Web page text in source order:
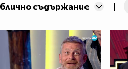
съдържание |